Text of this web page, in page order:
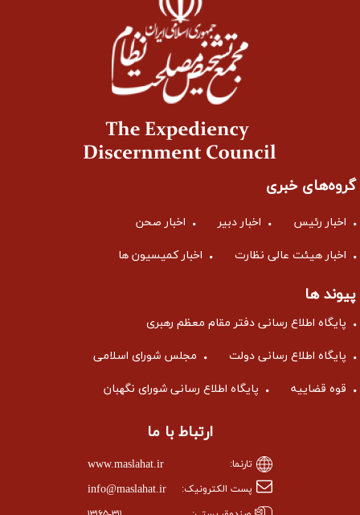
گروه‌های خبری
اخبار رئیس اخبار دبیر اخبار صحن
اخبار هیئت عالی نظارت اخبار کمیسیون ها
پیوند ها
پایگاه اطلاع رسانی دفتر مقام معظم رهبری
پایگاه اطلاع رسانی دولت مجلس شورای اسلامی
قوه قضاییه پایگاه اطلاع رسانی شورای نگهبان
ارتباط با ما
تارنما: www.maslahat.ir
پست الکترونیک: info@maslahat.ir